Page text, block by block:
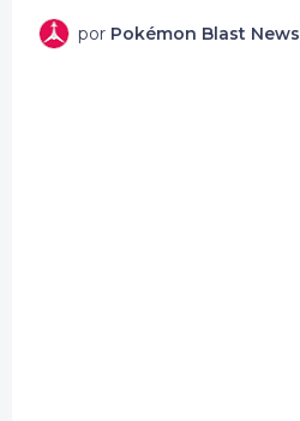
por Pokémon Blast News